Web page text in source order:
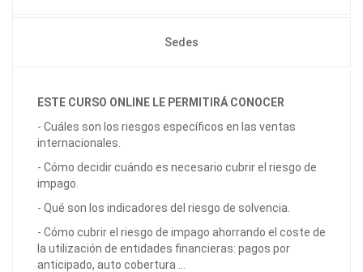
Sedes
ESTE CURSO ONLINE LE PERMITIRÁ CONOCER
- Cuáles son los riesgos específicos en las ventas
internacionales.
- Cómo decidir cuándo es necesario cubrir el riesgo de
impago.
- Qué son los indicadores del riesgo de solvencia.
- Cómo cubrir el riesgo de impago ahorrando el coste de
la utilización de entidades financieras: pagos por
anticipado, auto cobertura …